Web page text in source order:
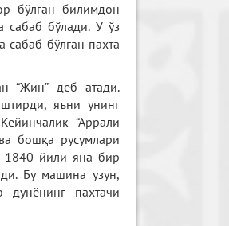
бўлган билимдон
сабаб бўлади. У ўз
бўлган пахта
“Жин” деб атади.
яъни унинг
“Аррали
ва бошқа русумлари
1840 йили яна бир
Бу машина узун,
пахтачи